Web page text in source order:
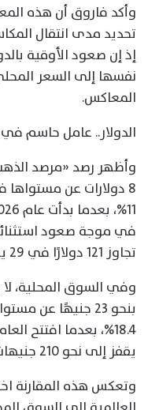
وأكد فاروق أن هذه
تحديد مدى انتقال
إذ إن صعود الأوقية
نفسها إلى السعر
المعاكس.
الدولار.. عامل حاسم
وأظهر رصد «مرصد
8 دولارات عن
في موجة صعود
تجاوز 121 دولارًا في 29 يناير.
بنحو 23 جنيهًا عن
يقفز إلى نحو 210 جنيهات في 29 يناير.
وتعكس هذه المقارنة